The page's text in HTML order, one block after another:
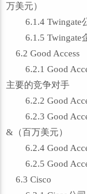
万美元）
6.1.4 Twingate
6.1.5 Twingate
6.2 Good Access
6.2.1 Good
主要的竞争对手
6.2.2 Good
6.2.3 Good
&（百万美元）
6.2.4 Good
6.2.5 Good
6.3 Cisco